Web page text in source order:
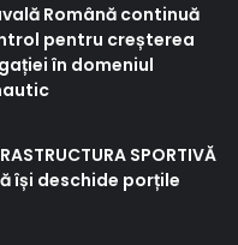
Română continuă
pentru creșterea
în domeniul
SPORTIVĂ
își deschide porțile